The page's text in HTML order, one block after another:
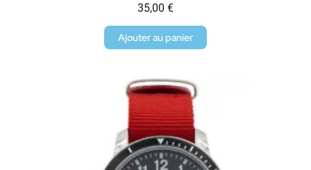
35,00 €
Ajouter au panier